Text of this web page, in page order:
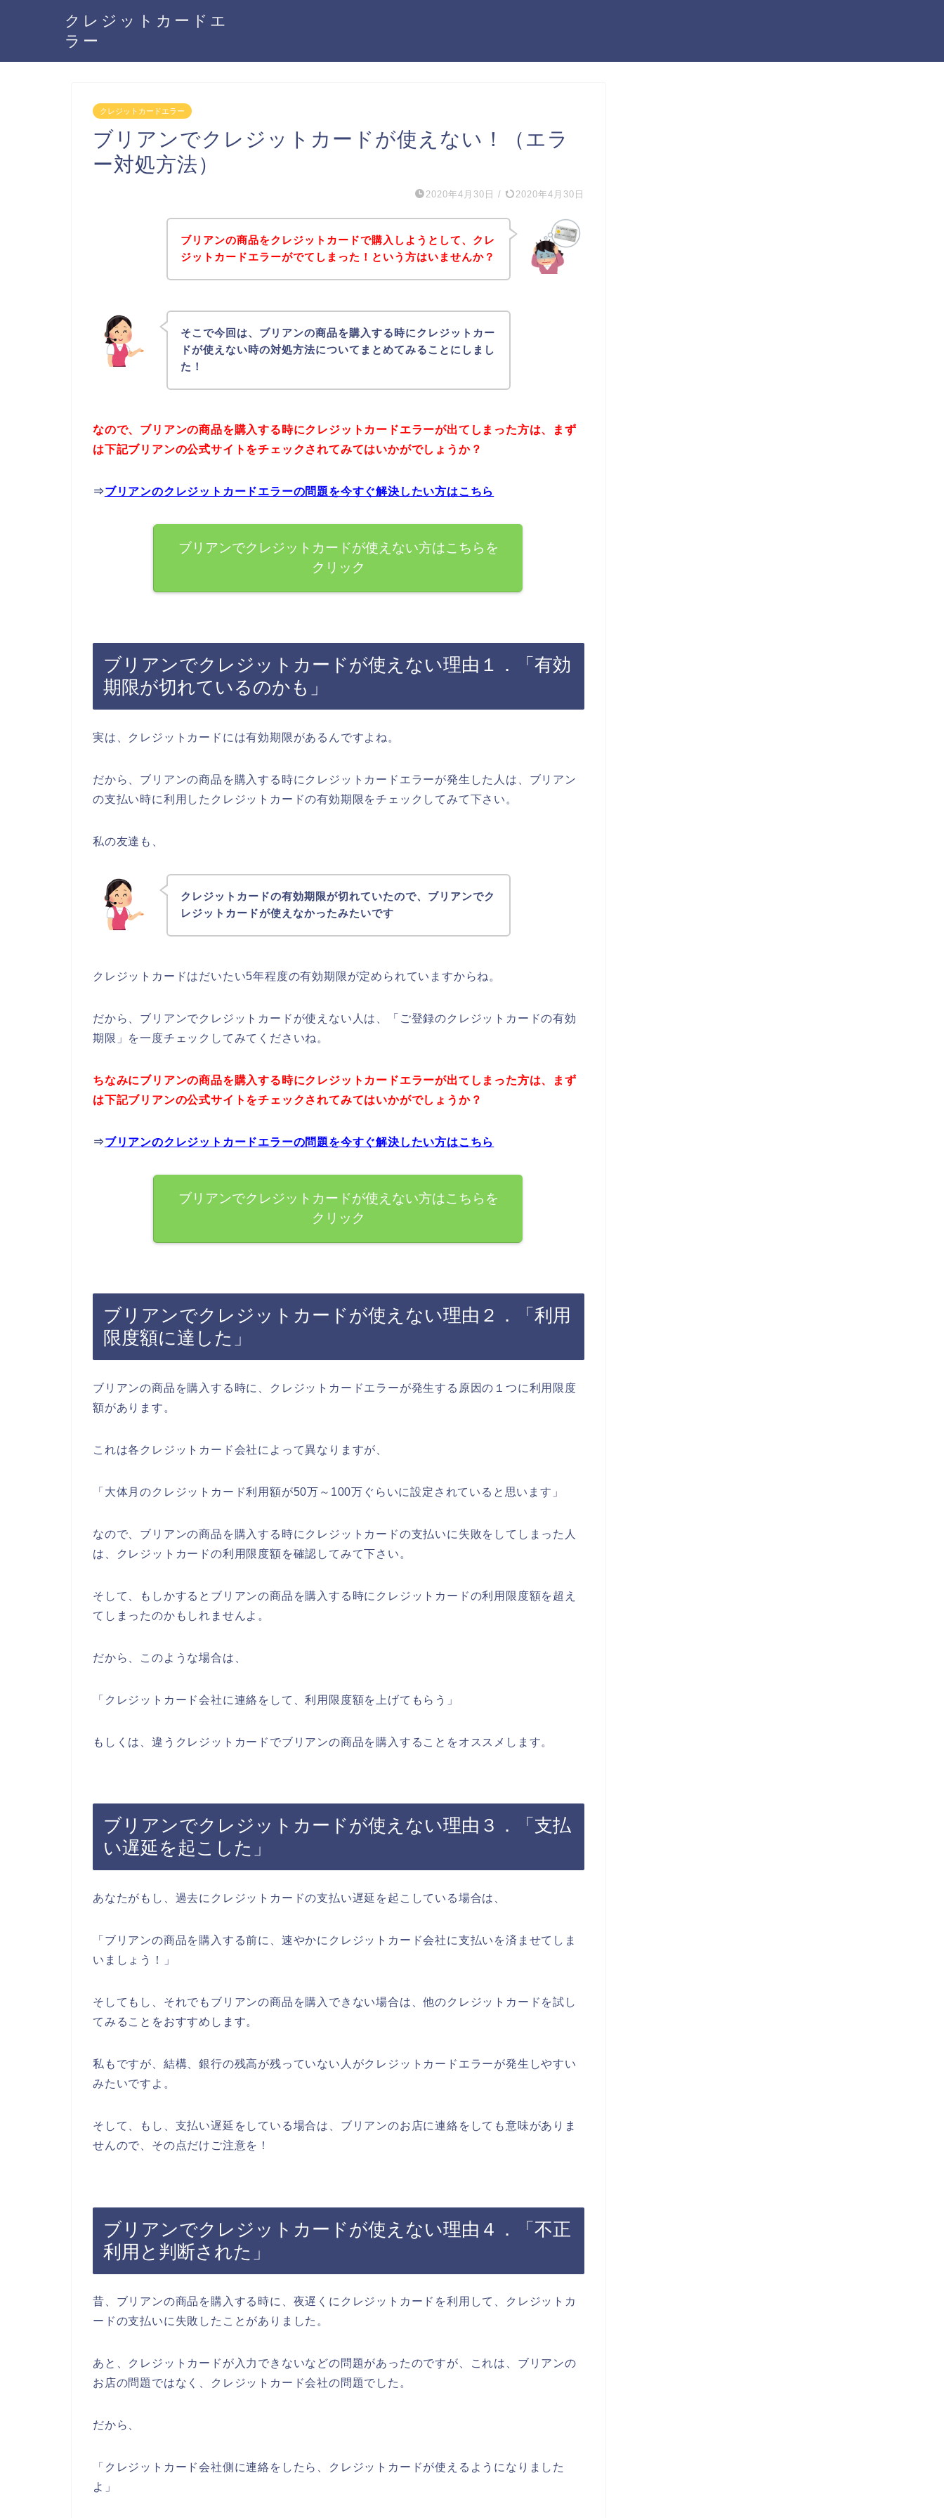
クレジットカードエ
ラー
クレジットカードエラー
ブリアンでクレジットカードが使えない！（エラ
ー対処方法）
2020年4月30日 / 2020年4月30日
ブリアンの商品をクレジットカードで購入しようとして、クレ
ジットカードエラーがでてしまった！という方はいませんか？
そこで今回は、ブリアンの商品を購入する時にクレジットカー
ドが使えない時の対処方法についてまとめてみることにしまし
た！
なので、ブリアンの商品を購入する時にクレジットカードエラーが出てしまった方は、まず
は下記ブリアンの公式サイトをチェックされてみてはいかがでしょうか？
⇒ブリアンのクレジットカードエラーの問題を今すぐ解決したい方はこちら
ブリアンでクレジットカードが使えない方はこちらを
クリック
ブリアンでクレジットカードが使えない理由１．「有効
期限が切れているのかも」
実は、クレジットカードには有効期限があるんですよね。
だから、ブリアンの商品を購入する時にクレジットカードエラーが発生した人は、ブリアン
の支払い時に利用したクレジットカードの有効期限をチェックしてみて下さい。
私の友達も、
クレジットカードの有効期限が切れていたので、ブリアンでク
レジットカードが使えなかったみたいです
クレジットカードはだいたい5年程度の有効期限が定められていますからね。
だから、ブリアンでクレジットカードが使えない人は、「ご登録のクレジットカードの有効
期限」を一度チェックしてみてくださいね。
ちなみにブリアンの商品を購入する時にクレジットカードエラーが出てしまった方は、まず
は下記ブリアンの公式サイトをチェックされてみてはいかがでしょうか？
⇒ブリアンのクレジットカードエラーの問題を今すぐ解決したい方はこちら
ブリアンでクレジットカードが使えない方はこちらを
クリック
ブリアンでクレジットカードが使えない理由２．「利用
限度額に達した」
ブリアンの商品を購入する時に、クレジットカードエラーが発生する原因の１つに利用限度
額があります。
これは各クレジットカード会社によって異なりますが、
「大体月のクレジットカード利用額が50万～100万ぐらいに設定されていると思います」
なので、ブリアンの商品を購入する時にクレジットカードの支払いに失敗をしてしまった人
は、クレジットカードの利用限度額を確認してみて下さい。
そして、もしかするとブリアンの商品を購入する時にクレジットカードの利用限度額を超え
てしまったのかもしれませんよ。
だから、このような場合は、
「クレジットカード会社に連絡をして、利用限度額を上げてもらう」
もしくは、違うクレジットカードでブリアンの商品を購入することをオススメします。
ブリアンでクレジットカードが使えない理由３．「支払
い遅延を起こした」
あなたがもし、過去にクレジットカードの支払い遅延を起こしている場合は、
「ブリアンの商品を購入する前に、速やかにクレジットカード会社に支払いを済ませてしま
いましょう！」
そしてもし、それでもブリアンの商品を購入できない場合は、他のクレジットカードを試し
てみることをおすすめします。
私もですが、結構、銀行の残高が残っていない人がクレジットカードエラーが発生しやすい
みたいですよ。
そして、もし、支払い遅延をしている場合は、ブリアンのお店に連絡をしても意味がありま
せんので、その点だけご注意を！
ブリアンでクレジットカードが使えない理由４．「不正
利用と判断された」
昔、ブリアンの商品を購入する時に、夜遅くにクレジットカードを利用して、クレジットカ
ードの支払いに失敗したことがありました。
あと、クレジットカードが入力できないなどの問題があったのですが、これは、ブリアンの
お店の問題ではなく、クレジットカード会社の問題でした。
だから、
「クレジットカード会社側に連絡をしたら、クレジットカードが使えるようになりました
よ」